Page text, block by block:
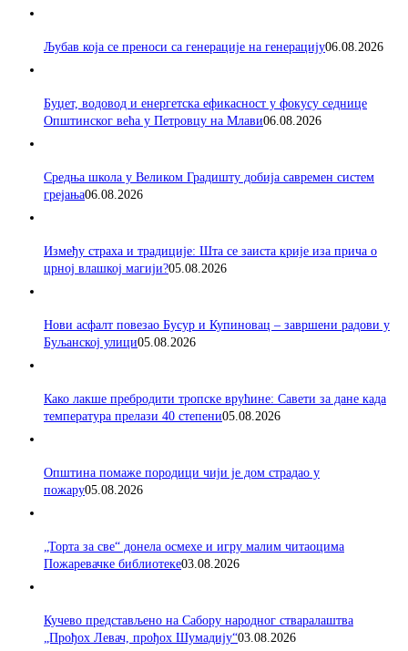
Љубав која се преноси са генерације на генерацију06.08.2026
Буџет, водовод и енергетска ефикасност у фокусу седнице
Општинског већа у Петровцу на Млави06.08.2026
Средња школа у Великом Градишту добија савремен систем
грејања06.08.2026
Између страха и традиције: Шта се заиста крије иза прича о
црној влашкој магији?05.08.2026
Нови асфалт повезао Бусур и Купиновац – завршени радови у
Буљанској улици05.08.2026
Како лакше пребродити тропске врућине: Савети за дане када
температура прелази 40 степени05.08.2026
Општина помаже породици чији је дом страдао у
пожару05.08.2026
„Торта за све“ донела осмехе и игру малим читаоцима
Пожаревачке библиотеке03.08.2026
Кучево представљено на Сабору народног стваралаштва
„Прођох Левач, прођох Шумадију“03.08.2026